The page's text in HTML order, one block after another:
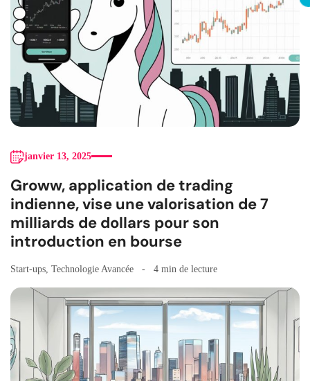
janvier 13, 2025
Groww, application de trading
indienne, vise une valorisation de 7
milliards de dollars pour son
introduction en bourse
Start-ups Technologie Avancée 4 min de lecture